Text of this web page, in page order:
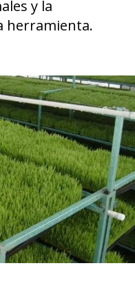
y la
herramienta.